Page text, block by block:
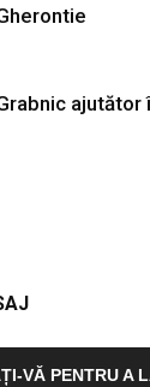
ajutător
VĂ PENTRU A